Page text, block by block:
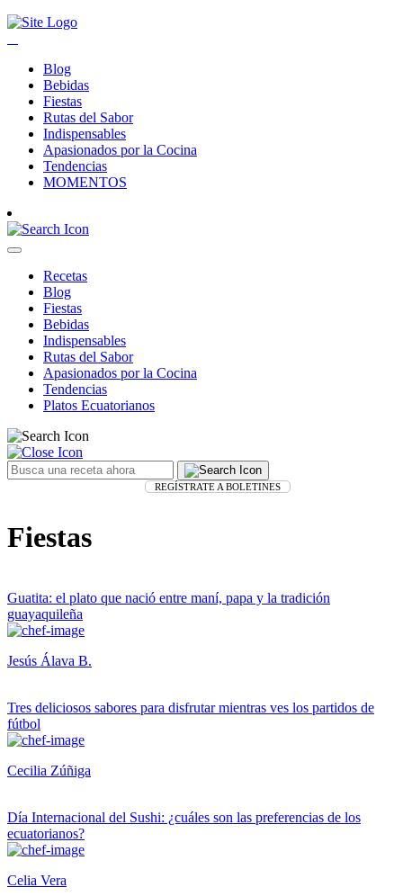
Blog
Bebidas
Fiestas
Rutas del Sabor
Indispensables
Apasionados por la Cocina
Tendencias
MOMENTOS
Recetas
Blog
Fiestas
Bebidas
Indispensables
Rutas del Sabor
Apasionados por la Cocina
Tendencias
Platos Ecuatorianos
REGÍSTRATE A BOLETINES
Fiestas
Guatita: el plato que nació entre maní, papa y la tradición
guayaquileña
Jesús Álava B.
Tres deliciosos sabores para disfrutar mientras ves los partidos de
fútbol
Cecilia Zúñiga
Día Internacional del Sushi: ¿cuáles son las preferencias de los
ecuatorianos?
Celia Vera